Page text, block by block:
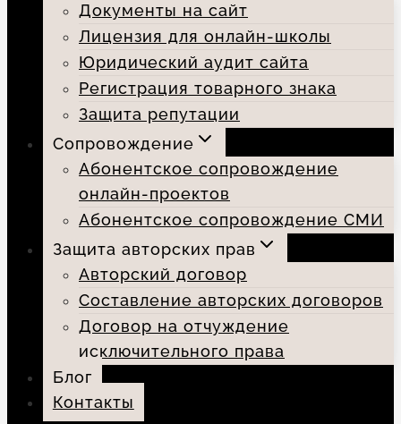
Документы на сайт
Лицензия для онлайн-школы
Юридический аудит сайта
Регистрация товарного знака
Защита репутации
Сопровождение
Абонентское сопровождение
онлайн-проектов
Абонентское сопровождение СМИ
Защита авторских прав
Авторский договор
Составление авторских договоров
Договор на отчуждение
исключительного права
Блог
Контакты